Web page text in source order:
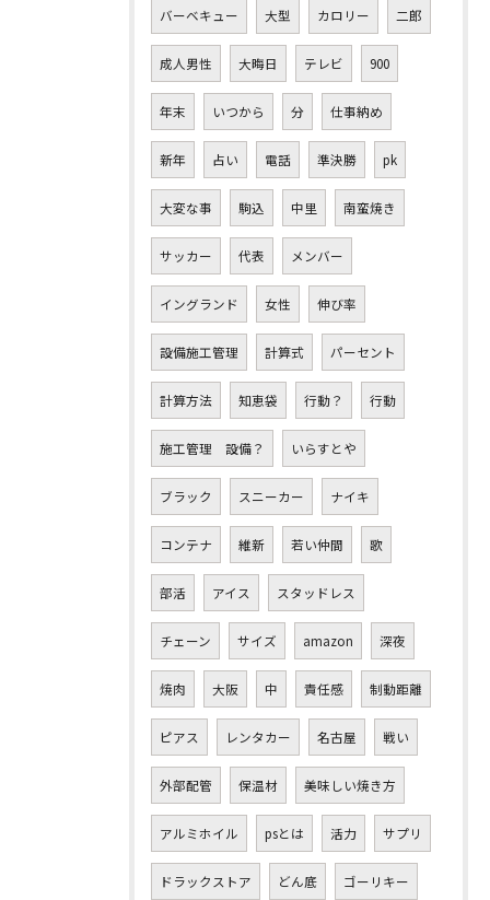
バーベキュー 大型 カロリー 二郎
成人男性 大晦日 テレビ 900
年末 いつから 分 仕事納め
新年 占い 電話 準決勝 pk
大変な事 駒込 中里 南蛮焼き
サッカー 代表 メンバー
イングランド 女性 伸び率
設備施工管理 計算式 パーセント
計算方法 知恵袋 行動？ 行動
施工管理 設備？ いらすとや
ブラック スニーカー ナイキ
コンテナ 維新 若い仲間 歌
部活 アイス スタッドレス
チェーン サイズ amazon 深夜
焼肉 大阪 中 責任感 制動距離
ピアス レンタカー 名古屋 戦い
外部配管 保温材 美味しい焼き方
アルミホイル psとは 活力 サプリ
ドラックストア どん底 ゴーリキー